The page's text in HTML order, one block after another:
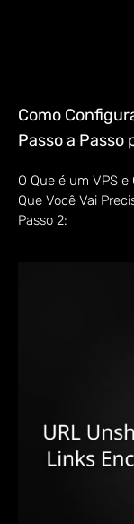
Como
Passo a Passo
O Que é um VPS
Que Você Vai
Passo 2: